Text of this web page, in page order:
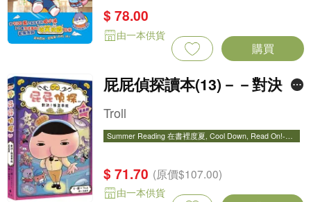
$ 78.00
由一本供貨
購買
屁屁偵探讀本(13)－－對決！
怪盜學院（星星篇）
Troll
Summer Reading 在書裡度夏, Cool Down, Read On!-精
暢銷
$ 71.70 (原價$107.00)
由一本供貨